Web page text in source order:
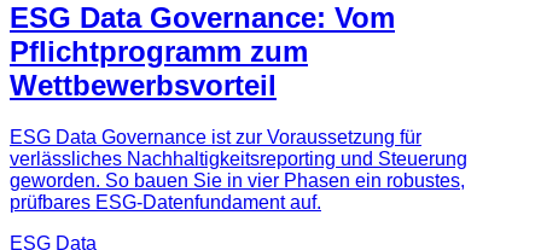
ESG Data Governance: Vom
Pflichtprogramm zum
Wettbewerbsvorteil
ESG Data Governance ist zur Voraussetzung für
verlässliches Nachhaltigkeitsreporting und Steuerung
geworden. So bauen Sie in vier Phasen ein robustes,
prüfbares ESG-Datenfundament auf.
ESG Data